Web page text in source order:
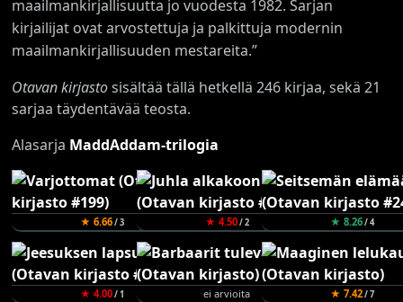
maailmankirjallisuutta jo vuodesta 1982. Sarjan
kirjailijat ovat arvostettuja ja palkittuja modernin
maailmankirjallisuuden mestareita.”
Otavan kirjastosisältää tällä hetkellä 246 kirjaa, sekä 21
sarjaa täydentävää teosta.
Alasarja MaddAddam-trilogia
★ 6.66/ 3 ★ 4.50/ 2 ★ 8.26/ 4
★ 4.00/ 1 ei arvioita ★ 7.42/ 7